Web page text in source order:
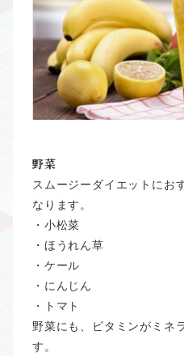
野菜
スムージーダイエットにお
なります。
・小松菜
・ほうれん草
・ケール
・にんじん
・トマト
野菜にも、ビタミンがミネ
す。